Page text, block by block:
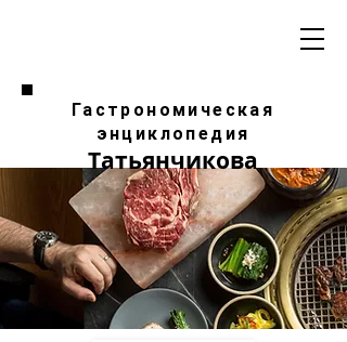
Гастрономическая
энциклопедия
Татьянчикова